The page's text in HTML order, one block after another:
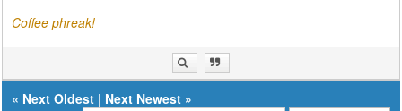
Coffee phreak!
« Next Oldest | Next Newest »